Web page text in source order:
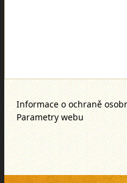
Informace o ochraně
Parametry webu